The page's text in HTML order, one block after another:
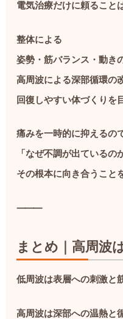
電気治療だけに頼ること
整体による
姿勢・筋バランス・動き
高周波による深部循環の
回復しやすい体づくりを
痛みを一時的に抑えるの
「なぜ不調が出ているの
その根本に向き合うこと
⸻
まとめ｜高周波
低周波は表層への刺激と
高周波は深部への温熱と